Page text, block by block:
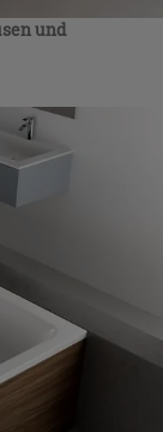
und